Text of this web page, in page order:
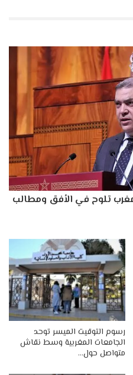
تلوح في الأفق ومطالب
رسوم التوقيت الميسر توحد
الجامعات المغربية وسط نقاش
متواصل حول…